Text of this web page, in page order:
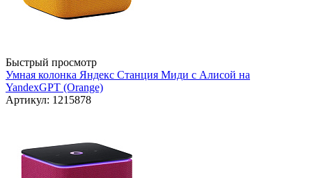
Быстрый просмотр
Умная колонка Яндекс Станция Миди с Алисой на
YandexGPT (Orange)
Артикул: 1215878